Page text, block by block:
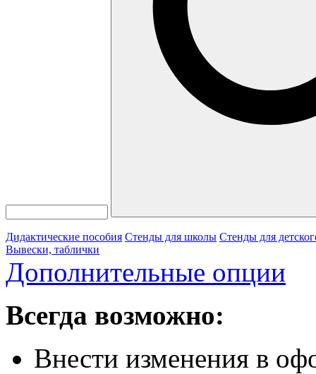
Дидактические пособия Стенды для школы Стенды для
Вывески, таблички
Дополнительные опции
Всегда возможно:
Внести изменения в